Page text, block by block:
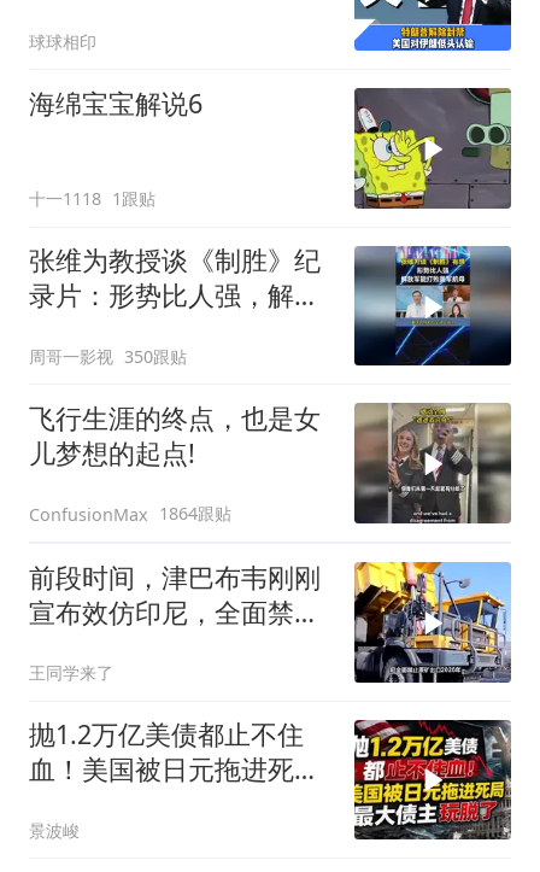
球球相印
海绵宝宝解说6
十一1118 1跟贴
张维为教授谈《制胜》纪
录片：形势比人强，解放
周哥一影视 350跟贴
飞行生涯的终点，也是女
儿梦想的起点!
ConfusionMax 1864跟贴
前段时间，津巴布韦刚刚
宣布效仿印尼，全面禁止
王同学来了
抛1.2万亿美债都止不住
血！美国被日元拖进死
景波峻